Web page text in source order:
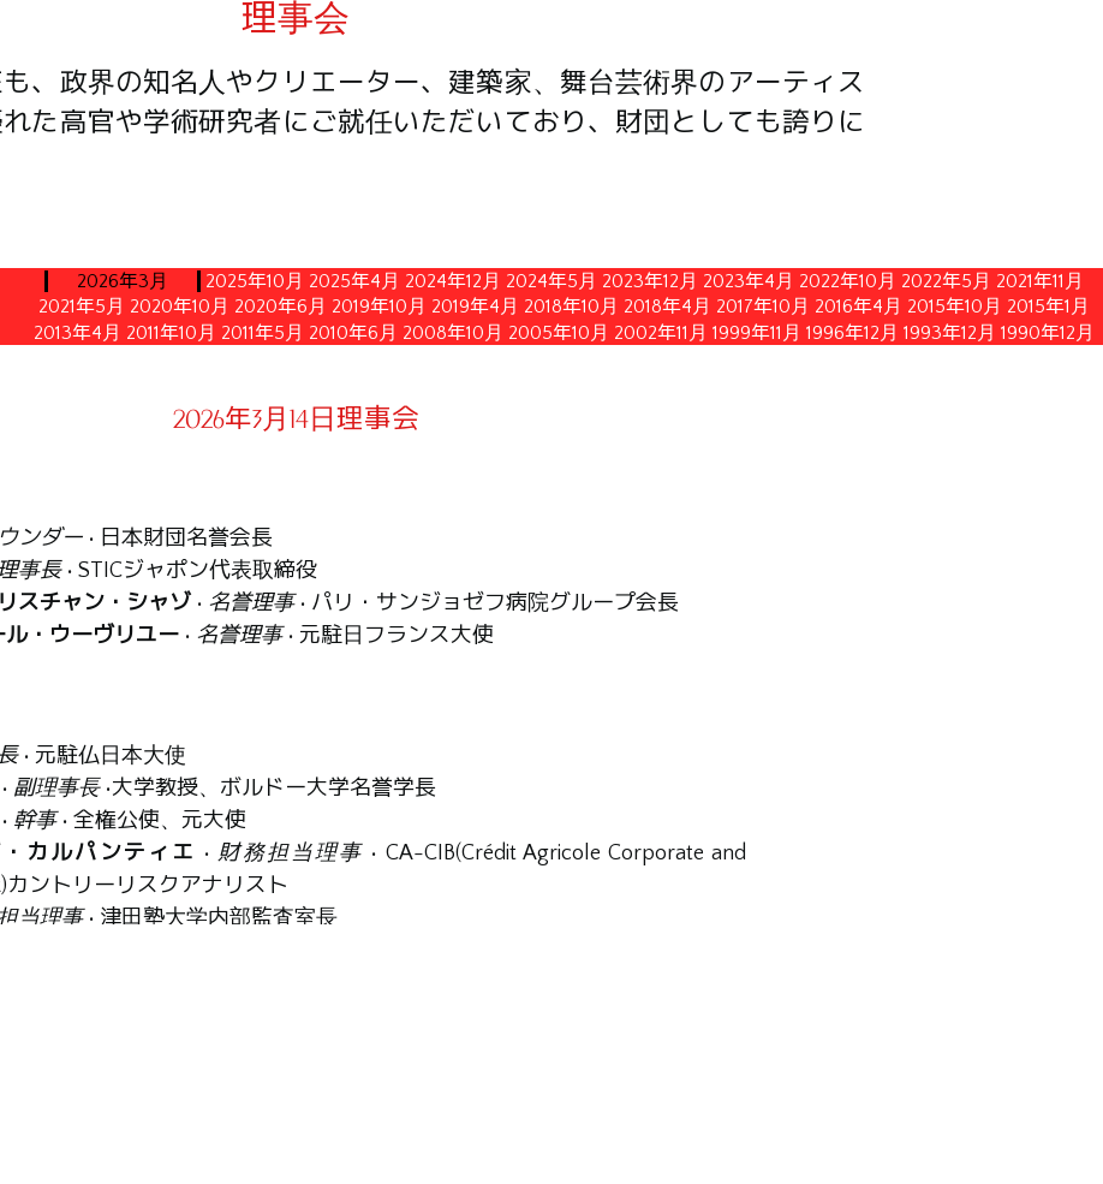
理事会
も、政界の知名人やクリエーター、建築家、舞台芸術界のアーティス
れた高官や学術研究者にご就任いただいており、財団としても誇りに
2026年3月 2025年10月 2025年4月 2024年12月 2024年5月 2023年12月 2023年4月 2022年10月 2022年5月 2021年11月
2021年5月 2020年10月 2020年6月 2019年10月 2019年4月 2018年10月 2018年4月 2017年10月 2016年4月 2015年10月 2015年1月
2013年4月 2011年10月 2011年5月 2010年6月 2008年10月 2005年10月 2002年11月 1999年11月 1996年12月 1993年12月 1990年12月
2026年3月14日理事会
ンダー • 日本財団名誉会長
事長• STICジャポン代表取締役
スチャン・シャゾ • 名誉理事• パリ・サンジョゼフ病院グループ会長
ル・ウーヴリユー • 名誉理事• 元駐日フランス大使
• 元駐仏日本大使
• 副理事長•大学教授、ボルドー大学名誉学長
• 幹事• 全権公使、元大使
・カルパンティエ •財務担当理事 • CA-CIB(Crédit Agricole Corporate and
カントリーリスクアナリスト
当理事• 津田塾大学内部監査室長